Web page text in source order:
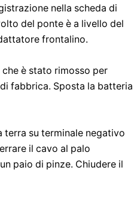
nella scheda di
del ponte è a livello del
frontalino.
è stato rimosso per
fabbrica. Sposta la batteria
terra su terminale negativo
il cavo al palo
paio di pinze. Chiudere il